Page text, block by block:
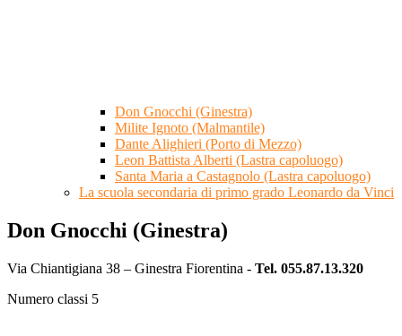
Don Gnocchi (Ginestra)
Milite Ignoto (Malmantile)
Dante Alighieri (Porto di Mezzo)
Leon Battista Alberti (Lastra capoluogo)
Santa Maria a Castagnolo (Lastra capoluogo)
La scuola secondaria di primo grado Leonardo da Vinci
Don Gnocchi (Ginestra)
Via Chiantigiana 38 – Ginestra Fiorentina - Tel. 055.87.13.320
Numero classi 5